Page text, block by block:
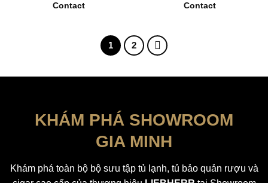
Contact Contact
1 2
KHÁM PHÁ SHOWROOM
GIA MINH
Khám phá toàn bộ bộ sưu tập tủ lạnh, tủ bảo quản rượu và